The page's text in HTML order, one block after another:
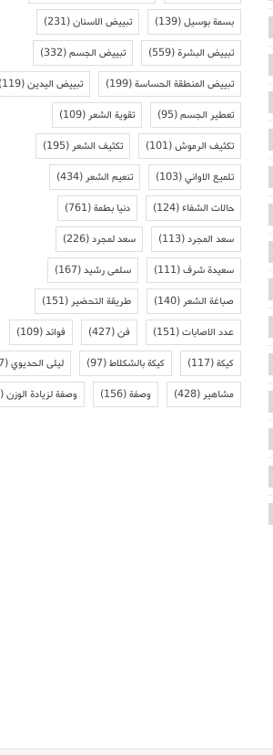
بسمة بوسيل(139) تبييض الاسنان(231)
تبييض البشرة(559) تبييض الجسم(332)
تبييض المنطقة الحساسة(199) تبييض اليدين(119)
تعطير الجسم(95) تقوية الشعر(109)
تكثيف الرموش(101) تكثيف الشعر(195)
تلميع الاواني(103) تنعيم الشعر(434)
حالات الشفاء(124) دنيا بطمة(761)
سعد المجرد(113) سعد لمجرد(226)
سعيدة شرف(111) سلمى رشيد(167)
صباغة الشعر(140) طريقة التحضير(151)
عدد الاصابات(151) فن(427) فوائد(109)
كيكة(117) كيكة بالشكلاط(97) ليلى الحديوي(97)
مشاهير(428) وصفة(156) وصفة لزيادة الوزن(138)